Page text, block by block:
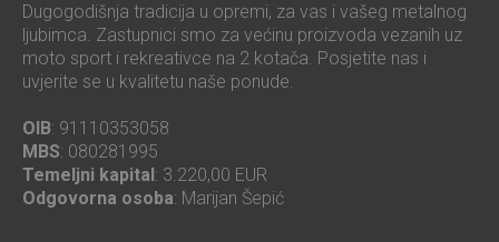
Dugogodišnja tradicija u opremi, za vas i vašeg metalnog
ljubimca. Zastupnici smo za većinu proizvoda vezanih uz
moto sport i rekreativce na 2 kotača. Posjetite nas i
uvjerite se u kvalitetu naše ponude.
OIB: 91110353058
MBS: 080281995
Temeljni kapital : 3.220,00 EUR
Odgovorna osoba: Marijan Šepić